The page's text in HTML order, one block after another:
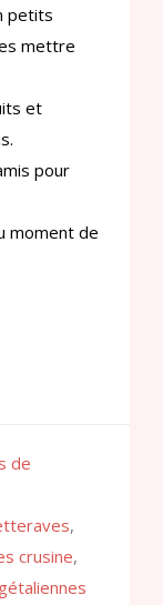
petits
mettre
et
pour
moment de
de
,
crusine,